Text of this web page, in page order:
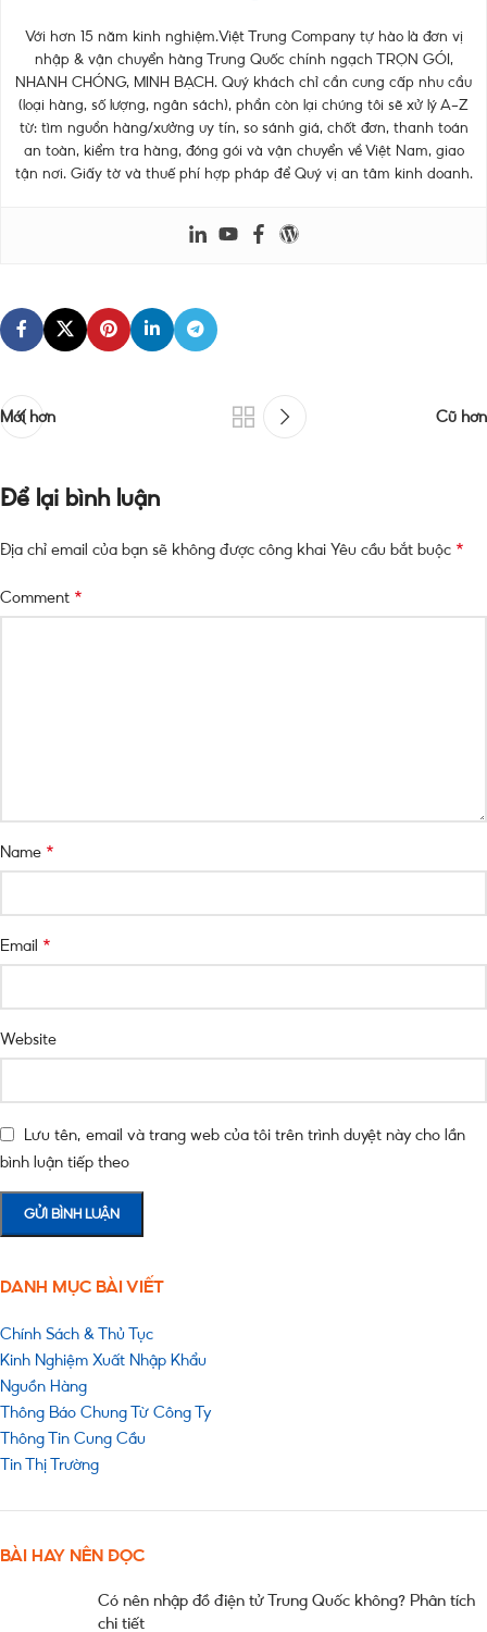
Với hơn 15 năm kinh nghiệm.Việt Trung Company tự hào là đơn vị
nhập & vận chuyển hàng Trung Quốc chính ngạch TRỌN GÓI,
NHANH CHÓNG, MINH BẠCH. Quý khách chỉ cần cung cấp nhu cầu
(loại hàng, số lượng, ngân sách), phần còn lại chúng tôi sẽ xử lý A–Z
từ: tìm nguồn hàng/xưởng uy tín, so sánh giá, chốt đơn, thanh toán
an toàn, kiểm tra hàng, đóng gói và vận chuyển về Việt Nam, giao
tận nơi. Giấy tờ và thuế phí hợp pháp để Quý vị an tâm kinh doanh.
Mới hơn Cũ hơn
Để lại bình luận
Địa chỉ email của bạn sẽ không được công khai Yêu cầu bắt buộc *
Comment *
Name *
Email *
Website
Lưu tên, email và trang web của tôi trên trình duyệt này cho lần
bình luận tiếp theo
DANH MỤC BÀI VIẾT
Chính Sách & Thủ Tục
Kinh Nghiệm Xuất Nhập Khẩu
Nguồn Hàng
Thông Báo Chung Từ Công Ty
Thông Tin Cung Cầu
Tin Thị Trường
BÀI HAY NÊN ĐỌC
Có nên nhập đồ điện tử Trung Quốc không? Phân tích
chi tiết